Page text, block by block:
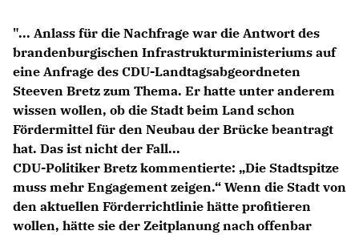
CDU Deutschland
CDU Fraktion im Brandenburger Landtag
CDU Brandenburg
CDU Potsdam
"... Anlass für die Nachfrage war die Antwort des
brandenburgischen Infrastrukturministeriums auf
eine Anfrage des CDU-Landtagsabgeordneten
Steeven Bretz zum Thema. Er hatte unter anderem
wissen wollen, ob die Stadt beim Land schon
Fördermittel für den Neubau der Brücke beantragt
hat. Das ist nicht der Fall...
CDU-Politiker Bretz kommentierte: „Die Stadtspitze
muss mehr Engagement zeigen.“ Wenn die Stadt von
den aktuellen Förderrichtlinie hätte profitieren
wollen, hätte sie der Zeitplanung nach offenbar